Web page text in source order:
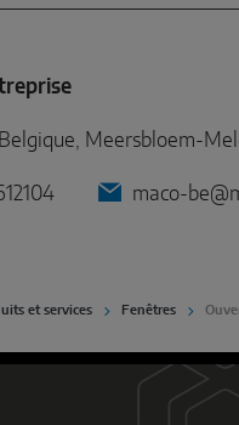
Meersbloem-
maco-
et services Fenêtres